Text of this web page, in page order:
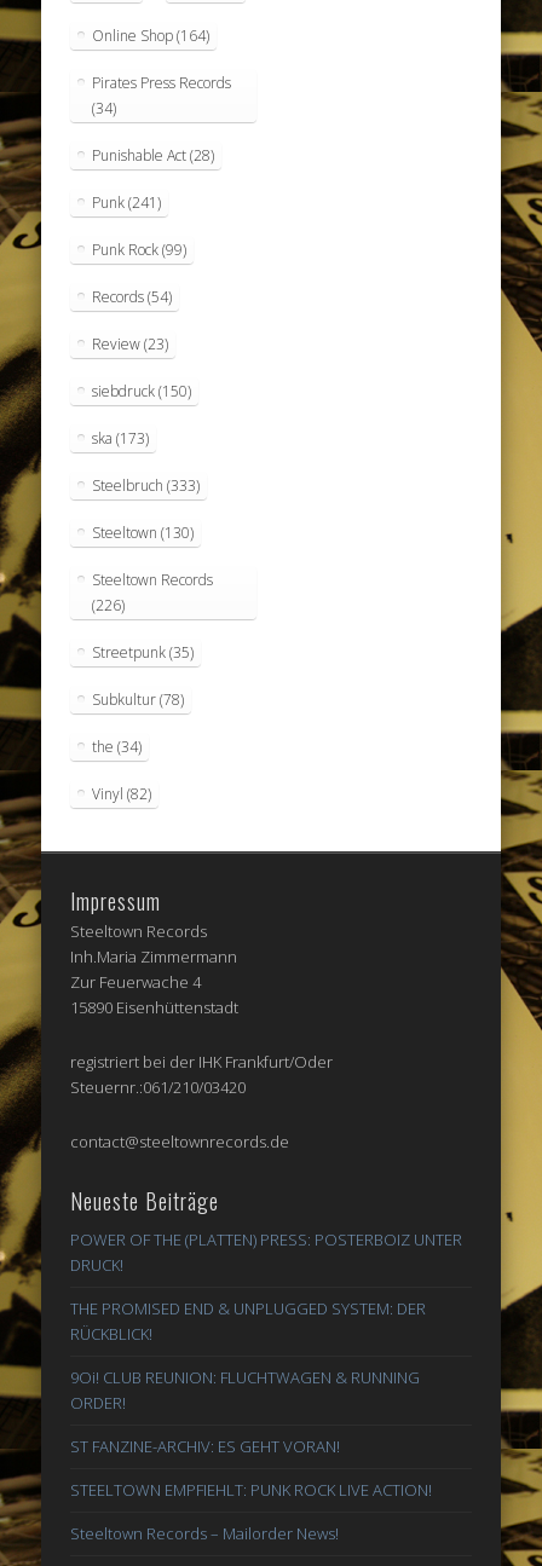
Online Shop(164)
Pirates Press Records
(34)
Punishable Act(28)
Punk(241)
Punk Rock(99)
Records(54)
Review(23)
siebdruck(150)
ska (173)
Steelbruch (333)
Steeltown (130)
Steeltown Records
(226)
Streetpunk(35)
Subkultur(78)
the (34)
Vinyl (82)
Impressum
Steeltown Records
Inh.Maria Zimmermann
Zur Feuerwache 4
15890 Eisenhüttenstadt
registriert bei der IHK Frankfurt/Oder
Steuernr.:061/210/03420
contact@steeltownrecords.de
Neueste Beiträge
POWER OF THE (PLATTEN) PRESS: POSTERBOIZ UNTER
DRUCK!
THE PROMISED END & UNPLUGGED SYSTEM: DER
RÜCKBLICK!
9Oi! CLUB REUNION: FLUCHTWAGEN & RUNNING
ORDER!
ST FANZINE-ARCHIV: ES GEHT VORAN!
STEELTOWN EMPFIEHLT: PUNK ROCK LIVE ACTION!
Steeltown Records – Mailorder News!